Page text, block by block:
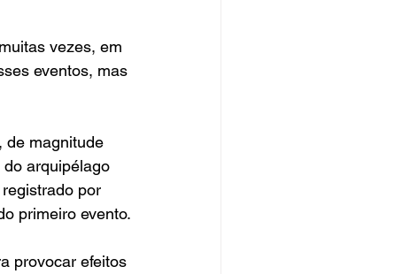
vezes, em
eventos, mas
de magnitude
arquipélago
por
primeiro evento.
provocar efeitos